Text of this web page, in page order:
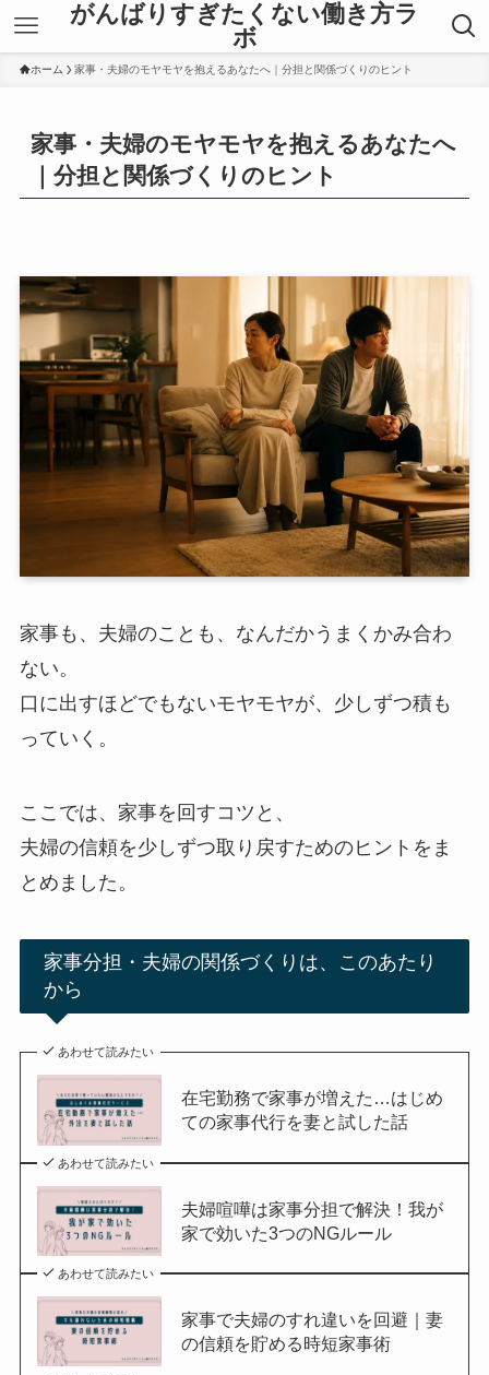
がんばりすぎたくない働き方ラ
ボ
ホーム 家事・夫婦のモヤモヤを抱えるあなたへ｜分担と関係づくりのヒント
家事・夫婦のモヤモヤを抱えるあなたへ
｜分担と関係づくりのヒント
家事も、夫婦のことも、なんだかうまくかみ合わ
ない。
口に出すほどでもないモヤモヤが、少しずつ積も
っていく。
ここでは、家事を回すコツと、
夫婦の信頼を少しずつ取り戻すためのヒントをま
とめました。
家事分担・夫婦の関係づくりは、このあたり
から
あわせて読みたい
在宅勤務で家事が増えた…はじめ
ての家事代行を妻と試した話
あわせて読みたい
夫婦喧嘩は家事分担で解決！我が
家で効いた3つのNGルール
あわせて読みたい
家事で夫婦のすれ違いを回避｜妻
の信頼を貯める時短家事術